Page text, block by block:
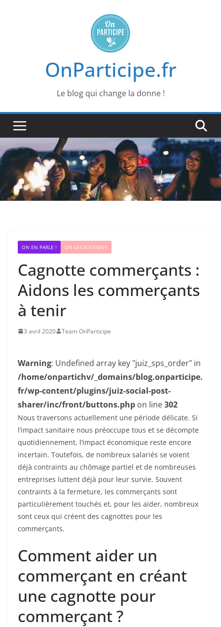
OnParticipe.fr
Le blog qui change la donne !
ON EN PARLE ! ON LES SOUTIENT
Cagnotte commerçants :
Aidons les commerçants
à tenir
3 avril 2020 Team OnParticipe
Warning: Undefined array key "juiz_sps_order" in
/home/onpartichv/_domains/blog.onparticipe.
fr/wp-content/plugins/juiz-social-post-
sharer/inc/front/buttons.php on line302
Nous traversons actuellement une période délicate. Si
l’impact sanitaire nous préoccupe tous et se décompte
quotidiennement, l’impact économique reste encore
incertain. Toutefois, de nombreux salariés se voient
déjà contraints au chômage partiel et de nombreuses
entreprises luttent déjà pour leur survie. Souvent
contraints à la fermeture, les commerçants sont
particulièrement touchés et, pour les aider, nombreux
sont ceux qui créent des cagnottes pour les
commerçants.
Comment aider un
commerçant en créant
une cagnotte pour
commerçant ?